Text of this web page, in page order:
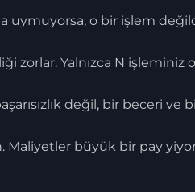
uymuyorsa, o bir işlem
zorlar. Yalnızca N işleminiz
değil, bir beceri ve
Maliyetler büyük bir pay